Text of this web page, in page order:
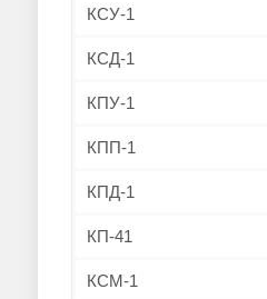
КСУ-1
КСД-1
КПУ-1
КПП-1
КПД-1
КП-41
КСМ-1